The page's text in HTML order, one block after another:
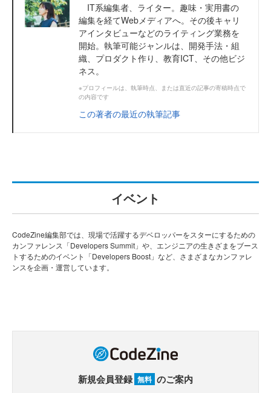
IT系編集者、ライター。趣味・実用書の
編集を経てWebメディアへ。その後キャリ
アインタビューなどのライティング業務を
開始。執筆可能ジャンルは、開発手法・組
織、プロダクト作り、教育ICT、その他ビジ
ネス。
※プロフィールは、執筆時点、または直近の記事の寄稿時点で
の内容です
この著者の最近の執筆記事
イベント
CodeZine編集部では、現場で活躍するデベロッパーをスターにするための
カンファレンス「Developers Summit」や、エンジニアの生きざまをブース
トするためのイベント「Developers Boost」など、さまざまなカンファレ
ンスを企画・運営しています。
新規会員登録 無料 のご案内